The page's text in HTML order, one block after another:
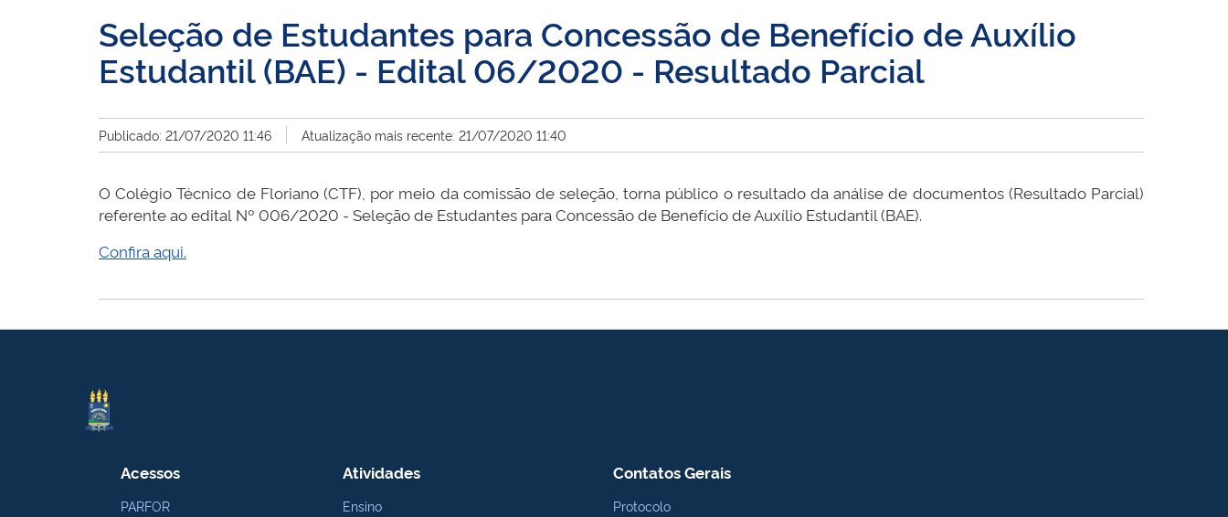
Seleção de Estudantes para Concessão de Benefício de Auxílio
Estudantil (BAE) - Edital 06/2020 - Resultado Parcial
Publicado: 21/07/2020 11:46 Atualização mais recente: 21/07/2020 11:40
O Colégio Técnico de Floriano (CTF), por meio da comissão de seleção, torna público o resultado da análise de documentos (Resultado Parcial)
referente ao edital Nº 006/2020 - Seleção de Estudantes para Concessão de Benefício de Auxílio Estudantil (BAE).
Confira aqui.
Acessos
PARFOR
Atividades
Ensino
Contatos Gerais
Protocolo